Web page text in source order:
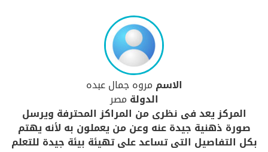
الاسم مروه جمال عبده
الدولة مصر
المركز يعد فى نظرى من المراكز المحترفة ويرسل
صورة ذهنية جيدة عنه وعن من يعملون به لأنه يهتم
بكل التفاصيل التى تساعد على تهيئة بيئة جيدة للتعلم